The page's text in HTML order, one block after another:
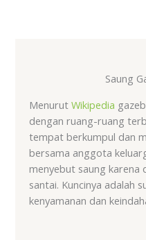
Saung
MenurutWikipedia
dengan ruang-ruang
tempat berkumpul dan
bersama anggota
menyebut saung
santai. Kuncinya adalah
kenyamanan dan